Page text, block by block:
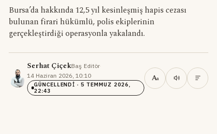
Bursa’da hakkında 12,5 yıl kesinleşmiş hapis cezası
bulunan firari hükümlü, polis ekiplerinin
gerçekleştirdiği operasyonla yakalandı.
Serhat ÇiçekBaş Editör·
14 Haziran 2026, 10:10·
GÜNCELLENDI · 5 TEMMUZ 2026,
22:43
Aa